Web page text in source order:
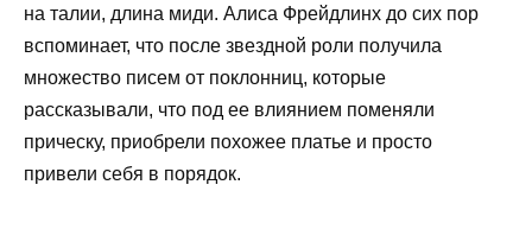
на талии, длина миди. Алиса Фрейдлинх до сих пор
вспоминает, что после звездной роли получила
множество писем от поклонниц, которые
рассказывали, что под ее влиянием поменяли
прическу, приобрели похожее платье и просто
привели себя в порядок.